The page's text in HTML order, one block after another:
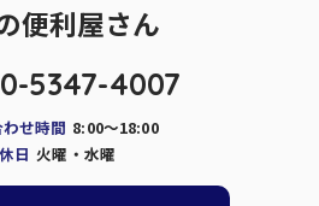
便利屋さん
5347-4007
せ時間 8:00～18:00
日 火曜・水曜